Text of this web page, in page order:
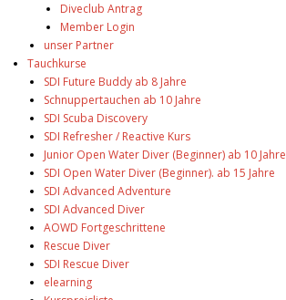
Diveclub Antrag
Member Login
unser Partner
Tauchkurse
SDI Future Buddy ab 8 Jahre
Schnuppertauchen ab 10 Jahre
SDI Scuba Discovery
SDI Refresher / Reactive Kurs
Junior Open Water Diver (Beginner) ab 10 Jahre
SDI Open Water Diver (Beginner). ab 15 Jahre
SDI Advanced Adventure
SDI Advanced Diver
AOWD Fortgeschrittene
Rescue Diver
SDI Rescue Diver
elearning